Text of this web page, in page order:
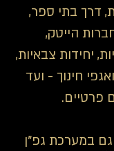
דרך בתי ספר,
הייטק,
יחידות צבאיות,
חינוך - ועד
פרטיים.
במערכת גפ"ן